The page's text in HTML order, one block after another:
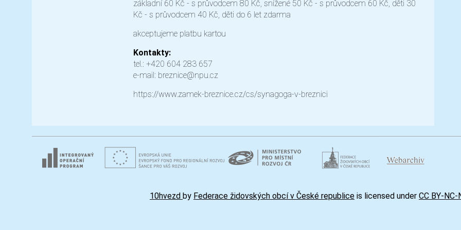
základní 60 Kč - s průvodcem 80 Kč, snížené 50 Kč - s průvodcem 60 Kč, děti 30
Kč - s průvodcem 40 Kč, děti do 6 let zdarma
akceptujeme platbu kartou
Kontakty:
tel.: +420 604 283 657
e-mail: breznice@npu.cz
https://www.zamek-breznice.cz/cs/synagoga-v-breznici
10hvezd by Federace židovských obcí v České republice is licensed under CC BY-NC-